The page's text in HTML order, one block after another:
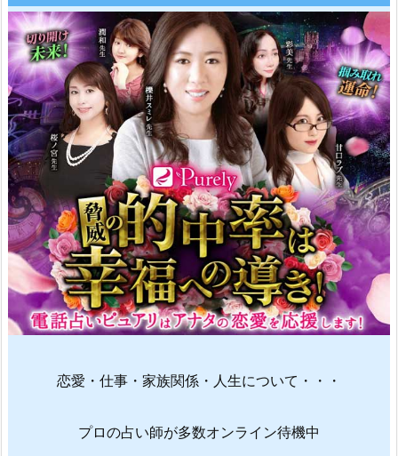
恋愛・仕事・家族関係・人生について・・・
プロの占い師が多数オンライン待機中